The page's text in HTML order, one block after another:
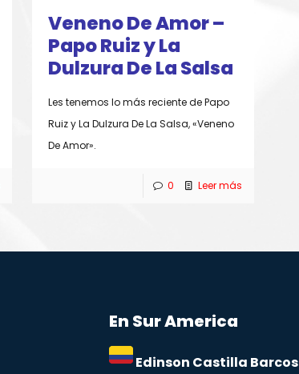
Veneno De Amor –
Papo Ruiz y La
Dulzura De La Salsa
Les tenemos lo más reciente de Papo
Ruiz y La Dulzura De La Salsa, «Veneno
De Amor».
0 Leer más
En Sur America
Edinson Castilla Barcos